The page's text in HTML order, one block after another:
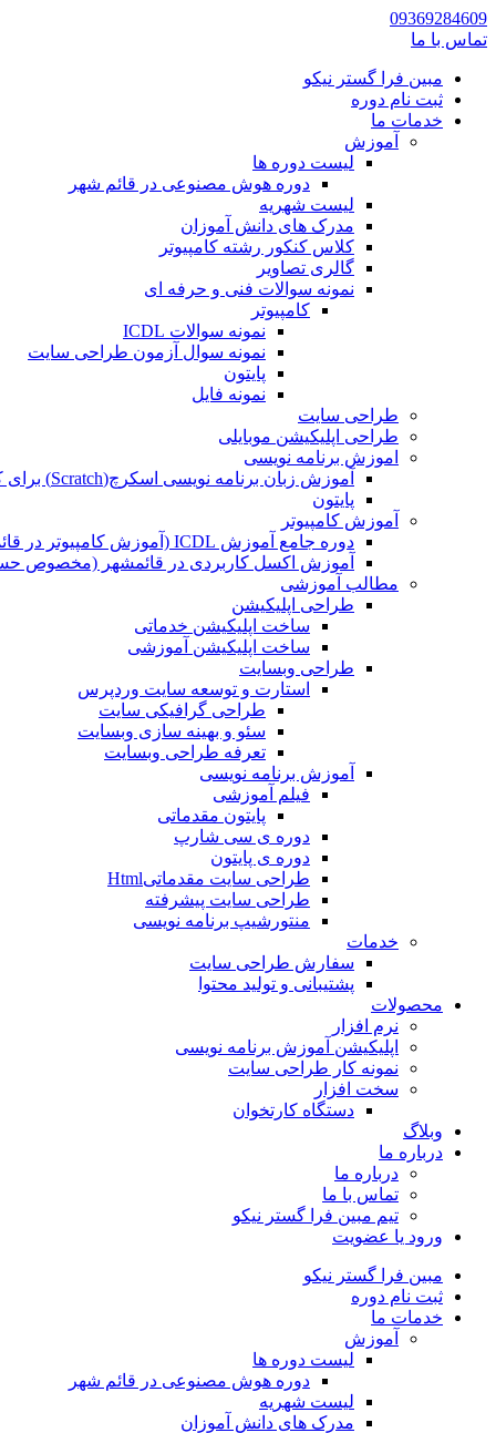
09369284609
تماس با ما
مبین فرا گستر نیکو
ثبت نام دوره
خدمات ما
آموزش
لیست دوره ها
دوره هوش مصنوعی در قائم شهر
لیست شهریه
مدرک های دانش آموزان
کلاس کنکور رشته کامپیوتر
گالری تصاویر
نمونه سوالات فنی و حرفه ای
کامپیوتر
نمونه سوالات ICDL
نمونه سوال آزمون طراحی سایت
پایتون
نمونه فایل
طراحی سایت
طراحی اپلیکیشن موبایلی
اموزش برنامه نویسی
آموزش زبان برنامه نویسی اسکرچ(Scratch) برای کودکان
پایتون
آموزش کامپیوتر
دوره جامع آموزش ICDL (آموزش کامپیوتر در قائمشهر)
آموزش اکسل کاربردی در قائمشهر (مخصوص
مطالب آموزشی
طراحی اپلیکیشن
ساخت اپلیکیشن خدماتی
ساخت اپلیکیشن آموزشی
طراحی وبسایت
استارت و توسعه سایت وردپرس
طراحی گرافیکی سایت
سئو و بهینه سازی وبسایت
تعرفه طراحی وبسایت
آموزش برنامه نویسی
فیلم آموزشی
پایتون مقدماتی
دوره ی سی شارپ
دوره ی پایتون
طراحی سایت مقدماتیHtml
طراحی سایت پیشرفته
منتورشیپ برنامه نویسی
خدمات
سفارش طراحی سایت
پشتیبانی و تولید محتوا
محصولات
نرم افزار
اپلیکیشن آموزش برنامه نویسی
نمونه کار طراحی سایت
سخت افزار
دستگاه کارتخوان
وبلاگ
درباره ما
درباره ما
تماس با ما
تیم مبین فرا گستر نیکو
ورود یا عضویت
مبین فرا گستر نیکو
ثبت نام دوره
خدمات ما
آموزش
لیست دوره ها
دوره هوش مصنوعی در قائم شهر
لیست شهریه
مدرک های دانش آموزان